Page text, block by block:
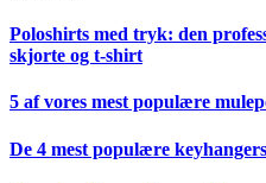
Poloshirts med tryk: den
skjorte og t-shirt
5 af vores mest populære
De 4 mest populære